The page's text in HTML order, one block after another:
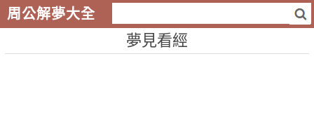
周公解夢大全
夢見看經